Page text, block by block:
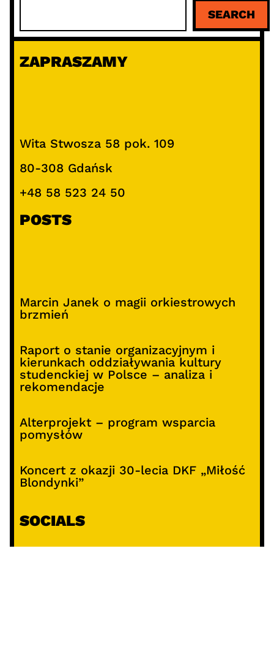
u
a
SEARCH
ZAPRASZAMY
Wita Stwosza 58 pok. 109
80-308 Gdańsk
+48 58 523 24 50
POSTS
Marcin Janek o magii orkiestrowych
brzmień
Raport o stanie organizacyjnym i
kierunkach oddziaływania kultury
studenckiej w Polsce – analiza i
rekomendacje
Alterprojekt – program wsparcia
pomysłów
Koncert z okazji 30-lecia DKF „Miłość
Blondynki”
SOCIALS